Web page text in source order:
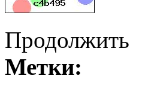
Продолжить
Метки: